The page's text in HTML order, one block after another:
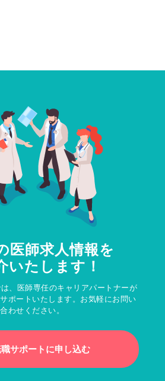
医師求人情報を
いたします！
、医師専任のキャリアパートナーが
ポートいたします。お気軽にお問い
合わせください。
サポートに申し込む